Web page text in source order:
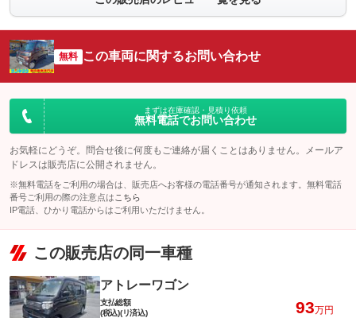
無料 この車両に関するお問い合わせ
まずは在庫確認・見積り依頼
無料電話でお問い合わせ
お気軽にどうぞ。問合せ後に何度もご連絡が届くことはありません。メールア
ドレスは販売店に公開されません。
※無料電話をご利用の場合は、販売店へお客様の電話番号が通知されます。無料電話
番号ご利用の際の注意点は こちら
IP電話、ひかり電話からはご利用いただけません。
この販売店の同一車種
アトレーワゴン
支払総額
(税込)(リ済込)
93万円